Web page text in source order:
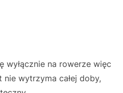
wyłącznie na rowerze więc
wytrzyma całej doby,